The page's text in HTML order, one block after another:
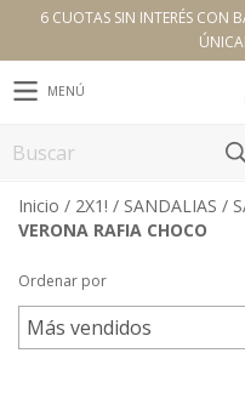
6 CUOTAS SIN INTERÉS CON
MENÚ
Inicio / 2X1! / SANDALIAS /
VERONA RAFIA CHOCO
Ordenar por